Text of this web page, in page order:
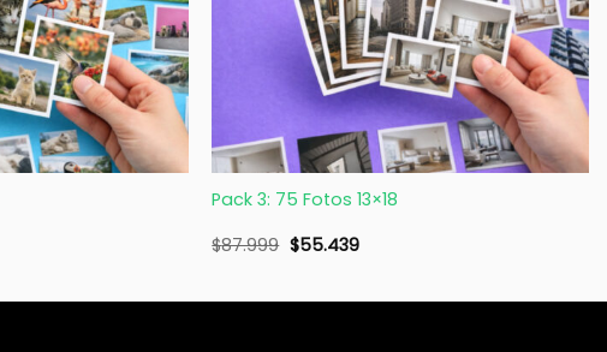
+
Pack 3: 75 Fotos 13×18
$87.999 $55.439